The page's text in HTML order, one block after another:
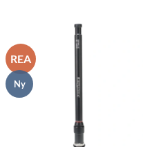
REA
Ny